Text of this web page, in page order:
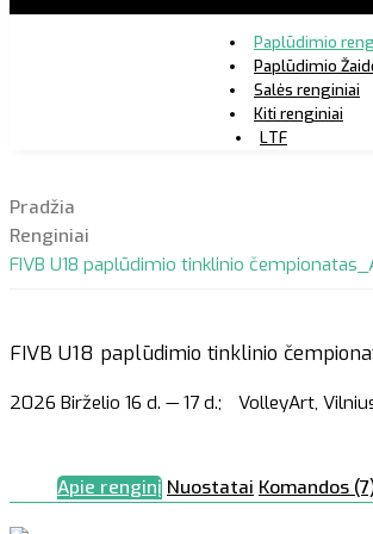
Paplūdimio
Paplūdimio
Salės renginiai
Kiti renginiai
LTF
Pradžia
Renginiai
FIVB U18 paplūdimio tinklinio
FIVB U18 paplūdimio tinklinio
2026 Birželio 16 d. — 17 d.; VolleyArt,
Apie renginį Nuostatai Komandos